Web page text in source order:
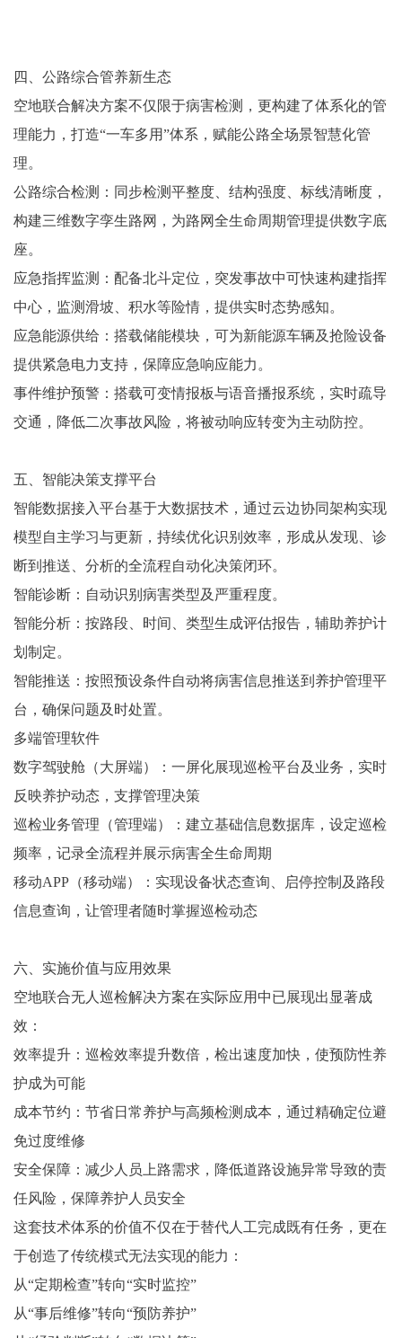
四、公路综合管养新生态
空地联合解决方案不仅限于病害检测，更构建了体系化的管
理能力，打造“一车多用”体系，赋能公路全场景智慧化管
理。
公路综合检测：同步检测平整度、结构强度、标线清晰度，
构建三维数字孪生路网，为路网全生命周期管理提供数字底
座。
应急指挥监测：配备北斗定位，突发事故中可快速构建指挥
中心，监测滑坡、积水等险情，提供实时态势感知。
应急能源供给：搭载储能模块，可为新能源车辆及抢险设备
提供紧急电力支持，保障应急响应能力。
事件维护预警：搭载可变情报板与语音播报系统，实时疏导
交通，降低二次事故风险，将被动响应转变为主动防控。
五、智能决策支撑平台
智能数据接入平台基于大数据技术，通过云边协同架构实现
模型自主学习与更新，持续优化识别效率，形成从发现、诊
断到推送、分析的全流程自动化决策闭环。
智能诊断：自动识别病害类型及严重程度。
智能分析：按路段、时间、类型生成评估报告，辅助养护计
划制定。
智能推送：按照预设条件自动将病害信息推送到养护管理平
台，确保问题及时处置。
多端管理软件
数字驾驶舱（大屏端）：一屏化展现巡检平台及业务，实时
反映养护动态，支撑管理决策
巡检业务管理（管理端）：建立基础信息数据库，设定巡检
频率，记录全流程并展示病害全生命周期
移动APP（移动端）：实现设备状态查询、启停控制及路段
信息查询，让管理者随时掌握巡检动态
六、实施价值与应用效果
空地联合无人巡检解决方案在实际应用中已展现出显著成
效：
效率提升：巡检效率提升数倍，检出速度加快，使预防性养
护成为可能
成本节约：节省日常养护与高频检测成本，通过精确定位避
免过度维修
安全保障：减少人员上路需求，降低道路设施异常导致的责
任风险，保障养护人员安全
这套技术体系的价值不仅在于替代人工完成既有任务，更在
于创造了传统模式无法实现的能力：
从“定期检查”转向“实时监控”
从“事后维修”转向“预防养护”